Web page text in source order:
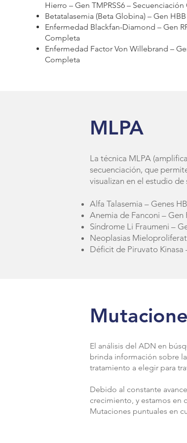
Hierro – Gen TMPRSS6 –
Betatalasemia (Beta Globina) – Gen
Enfermedad Blackfan-Diamond – Gen
Completa
Enfermedad Factor Von Willebrand –
Completa
MLPA
La técnica MLPA
secuenciación, que
visualizan en el estudio de
Alfa Talasemia – Genes
Anemia de Fanconi – Gen
Síndrome Li Fraumeni –
Neoplasias
Déficit de Piruvato Kinasa
El análisis del ADN en
brinda información sobre
tratamiento a elegir para
Debido al constante
crecimiento, y estamos en
Mutaciones puntuales en